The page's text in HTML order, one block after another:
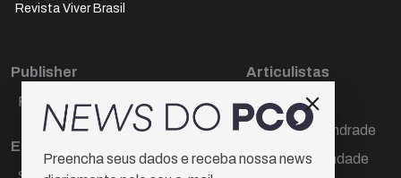
Revista Viver Brasil
Publisher
Paulo Cesar de Oliveira
Editora Chefe
Articulistas
Décio Freire
Dr Marcos Andrade
Hamilton Trindade
Preencha seus dados e receba nossa news